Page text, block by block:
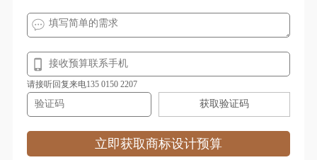
请接听回复来电135 0150 2207
获取验证码
立即获取商标设计预算